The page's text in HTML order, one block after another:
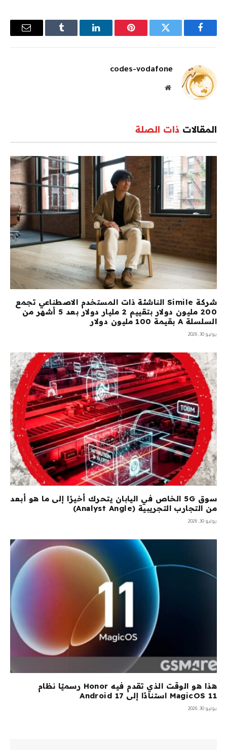
فيسبوك تويتر بينتيريستلينكدإن Tumblr
البريد
codes-vodafone
موقع
المقالات ذات الصلة
شركة Simile الناشئة ذات المستخدم الاصطناعي تجمع
200 مليون دولار بتقييم 2 مليار دولار بعد 5 أشهر من
السلسلة A بقيمة 100 مليون دولار
يوليو 30, 2026
سوق 5G الخاص في اليابان يتحرك أخيرًا إلى ما هو أبعد
من التجارب التجريبية (Analyst Angle)
يوليو 30, 2026
هذا هو الوقت الذي تقدم فيه Honor رسميًا نظام
MagicOS 11 استنادًا إلى Android 17
يوليو 30, 2026